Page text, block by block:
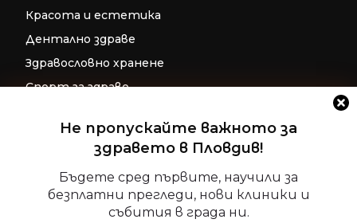
Не пропускайте важното за
здравето в Пловдив!
Бъдете сред първите, научили за
безплатни прегледи, нови клиники и
събития в града ни.
Красота и естетика
Дентално здраве
Здравословно хранене
Спорт за здраве
Репродуктивно здраве
Детско здраве
Допълнителни ресурси за фокус и